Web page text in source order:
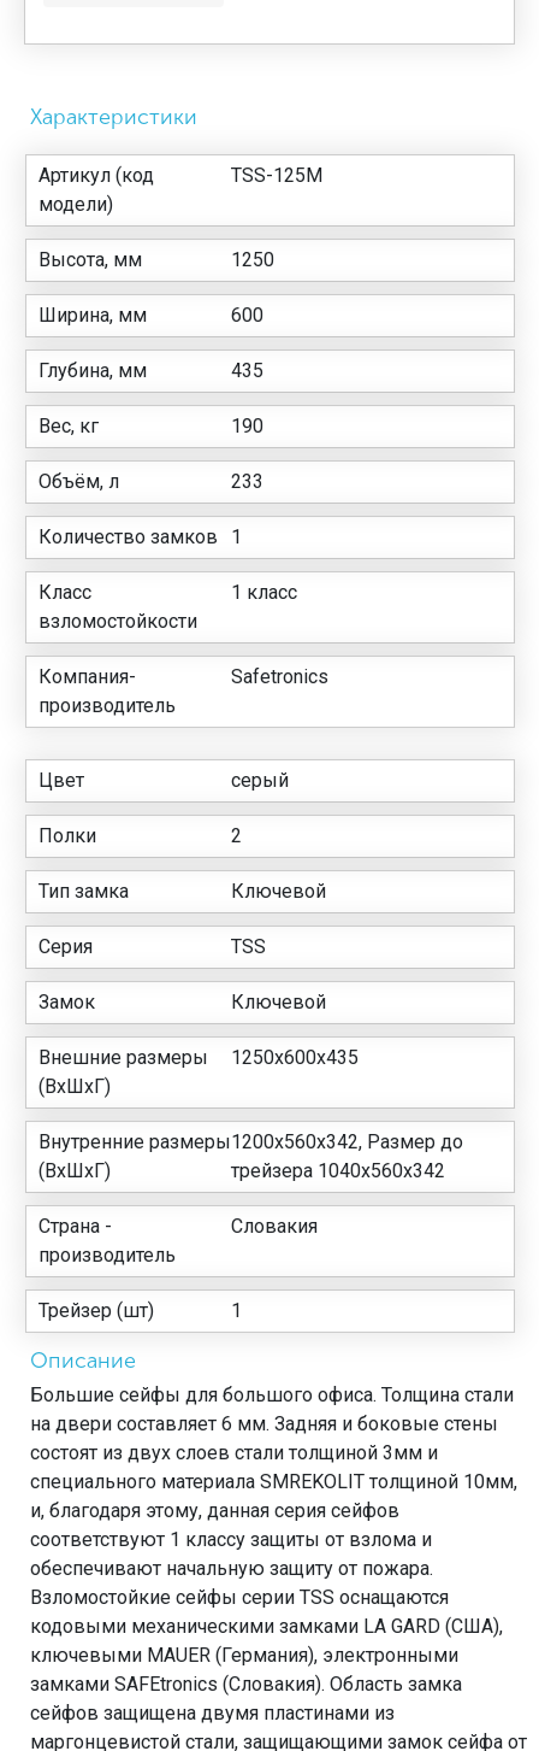
Характеристики
Артикул (код
модели)
TSS-125M
Высота, мм 1250
Ширина, мм 600
Глубина, мм 435
Вес, кг 190
Объём, л 233
Количество замков 1
Класс
взломостойкости
1 класс
Компания-
производитель
Safetronics
Цвет серый
Полки 2
Тип замка Ключевой
Серия TSS
Замок Ключевой
Внешние размеры
(ВхШхГ)
1250х600х435
Внутренние размеры
(ВхШхГ)
1200x560x342, Размер до
трейзера 1040х560х342
Страна -
производитель
Словакия
Трейзер (шт) 1
Описание
Большие сейфы для большого офиса. Толщина стали
на двери составляет 6 мм. Задняя и боковые стены
состоят из двух слоев стали толщиной 3мм и
специального материала SMREKOLIT толщиной 10мм,
и, благодаря этому, данная серия сейфов
соответствуют 1 классу защиты от взлома и
обеспечивают начальную защиту от пожара.
Взломостойкие сейфы серии TSS оснащаются
кодовыми механическими замками LA GARD (США),
ключевыми MAUER (Германия), электронными
замками SAFEtronics (Словакия). Область замка
сейфов защищена двумя пластинами из
маргонцевистой стали, защищающими замок сейфа от